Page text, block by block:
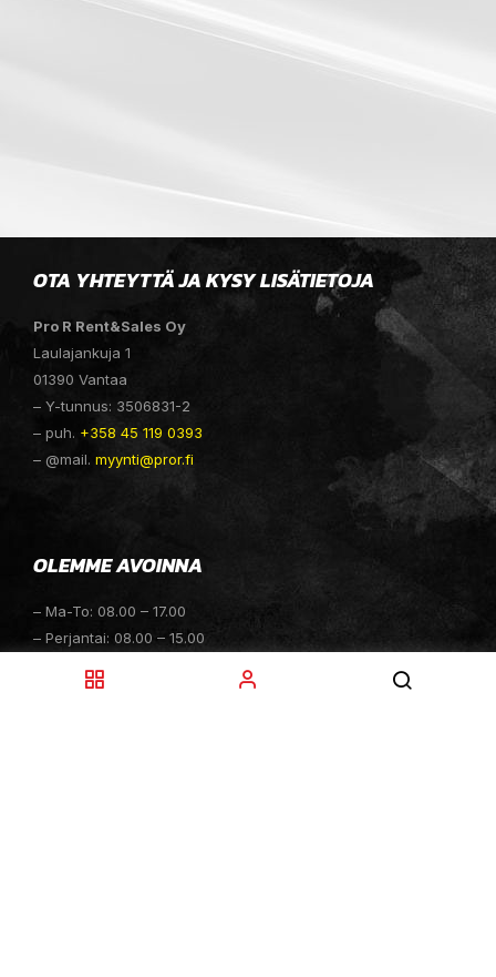
OTA YHTEYTTÄ JA KYSY LISÄTIETOJA
Pro R Rent&Sales Oy
Laulajankuja 1
01390 Vantaa
– Y-tunnus: 3506831-2
– puh. +358 45 119 0393
– @mail. myynti@pror.fi
OLEMME AVOINNA
– Ma-To: 08.00 – 17.00
– Perjantai: 08.00 – 15.00
– Sunnuntai: Suljettu